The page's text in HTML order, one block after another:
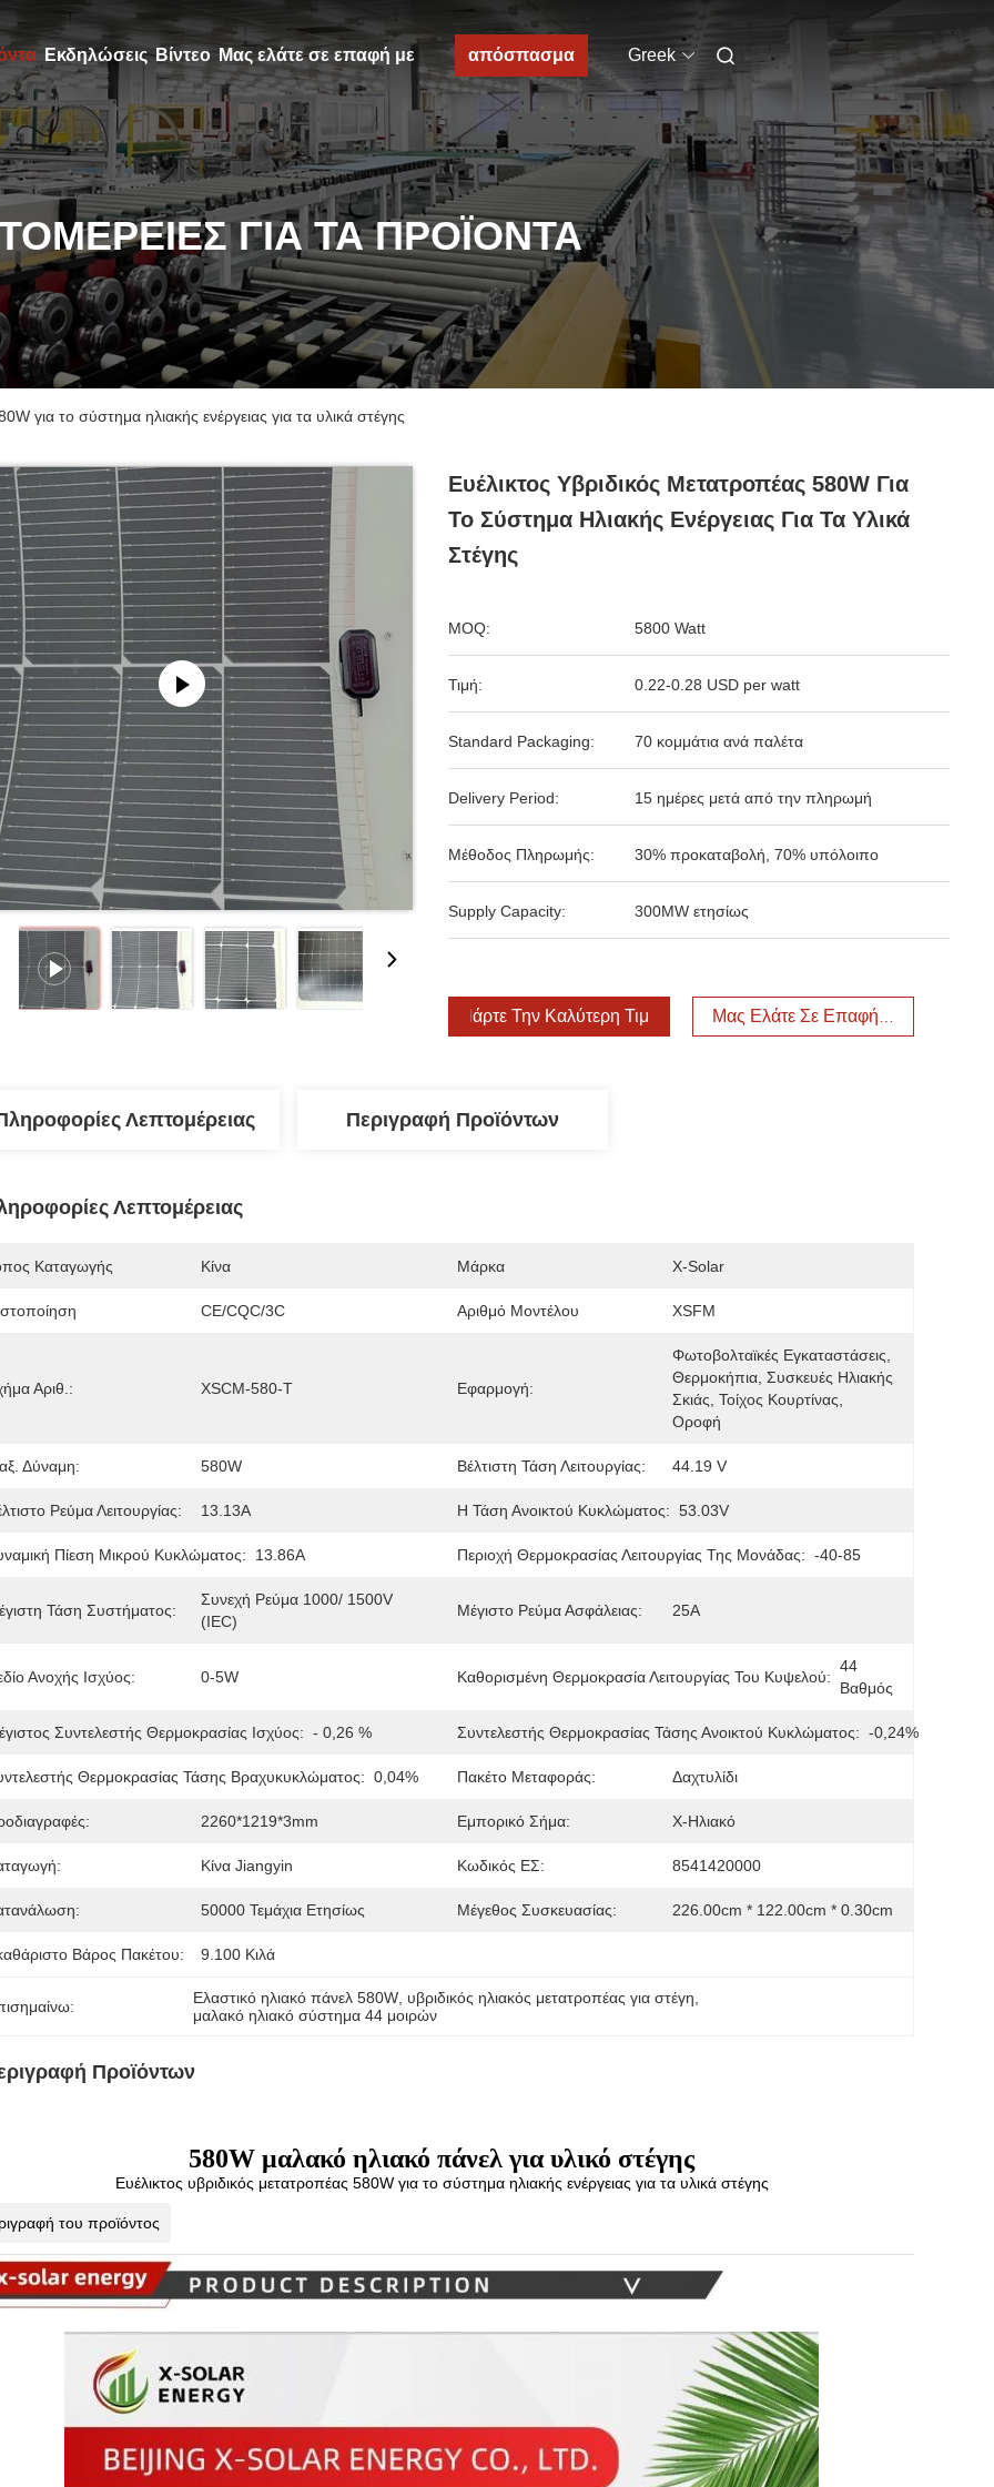
Εκδηλώσεις Βίντεο Μας ελάτε σε επαφή με απόσπασμα Greek
ΓΙΑ ΤΑ ΠΡΟΪΌΝΤΑ
για το σύστημα ηλιακής ενέργειας για τα υλικά στέγης
Ευέλικτος Υβριδικός Μετατροπέας 580W Για
Το Σύστημα Ηλιακής Ενέργειας Για Τα Υλικά
Στέγης
MOQ: 5800 Watt
Τιμή: 0.22-0.28 USD per watt
Standard Packaging: 70 κομμάτια ανά παλέτα
Delivery Period: 15 ημέρες μετά από την πληρωμή
Μέθοδος Πληρωμής: 30% προκαταβολή, 70% υπόλοιπο
Supply Capacity: 300MW ετησίως
Πάρτε Την Καλύτερη Τιμή Μας Ελάτε Σε Επαφή Με
Λεπτομέρειας Περιγραφή Προϊόντων
Λεπτομέρειας
Καταγωγής Κίνα Μάρκα X-Solar
CE/CQC/3C Αριθμό Μοντέλου XSFM
Αριθ.: XSCM-580-T Εφαρμογή:
Φωτοβολταϊκές Εγκαταστάσεις,
Θερμοκήπια, Συσκευές Ηλιακής
Σκιάς, Τοίχος Κουρτίνας,
Οροφή
Δύναμη: 580W Βέλτιστη Τάση Λειτουργίας: 44.19 V
Ρεύμα Λειτουργίας: 13.13A Η Τάση Ανοικτού Κυκλώματος: 53.03V
Πίεση Μικρού Κυκλώματος: 13.86Α Περιοχή Θερμοκρασίας Λειτουργίας Της Μονάδας: -40-85
Τάση Συστήματος:
Συνεχή Ρεύμα 1000/ 1500V
(IEC)
Μέγιστο Ρεύμα Ασφάλειας: 25Α
Ανοχής Ισχύος: 0-5W Καθορισμένη Θερμοκρασία Λειτουργίας Του Κυψελού:
44
Βαθμός
Συντελεστής Θερμοκρασίας Ισχύος: - 0,26 % Συντελεστής Θερμοκρασίας Τάσης Ανοικτού Κυκλώματος: -0,24%
Θερμοκρασίας Τάσης Βραχυκυκλώματος: 0,04% Πακέτο Μεταφοράς: Δαχτυλίδι
2260*1219*3mm Εμπορικό Σήμα: X-Ηλιακό
Κίνα Jiangyin Κωδικός ΕΣ: 8541420000
50000 Τεμάχια Ετησίως Μέγεθος Συσκευασίας: 226.00cm * 122.00cm * 0.30cm
Βάρος Πακέτου: 9.100 Κιλά
Ελαστικό ηλιακό πάνελ 580W υβριδικός ηλιακός μετατροπέας για στέγη
μαλακό ηλιακό σύστημα 44 μοιρών
Προϊόντων
580W μαλακό ηλιακό πάνελ για υλικό στέγης
Ευέλικτος υβριδικός μετατροπέας 580W για το σύστημα ηλιακής ενέργειας για τα υλικά στέγης
του προϊόντος